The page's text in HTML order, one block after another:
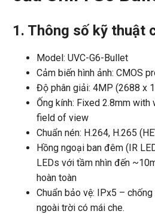
1. Thông số kỹ thuật
Model: UVC-G6-Bullet
Cảm biến hình ảnh: CMOS
Độ phân giải: 4MP (2688 x
Ống kính: Fixed 2.8mm
field of view
Chuẩn nén: H.264, H.265
Hồng ngoại ban đêm (IR
LEDs với tầm nhìn đến
hoàn toàn
Chuẩn bảo vệ: IPx5 –
ngoài trời có mái che.